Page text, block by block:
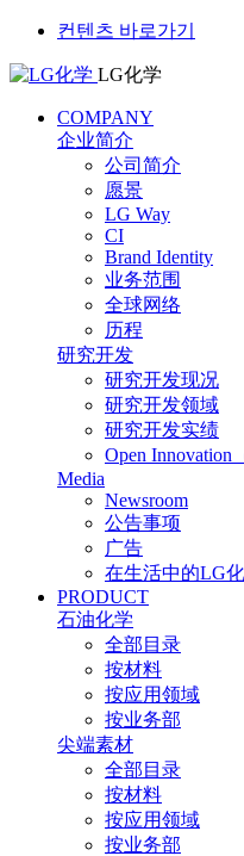
컨텐츠 바로가기
LG化学
COMPANY
企业简介
公司简介
愿景
LG Way
CI
Brand Identity
业务范围
全球网络
历程
研究开发
研究开发现况
研究开发领域
研究开发实绩
Open Innovation
Media
Newsroom
公告事项
广告
在生活中的LG
PRODUCT
石油化学
全部目录
按材料
按应用领域
按业务部
尖端素材
全部目录
按材料
按应用领域
按业务部